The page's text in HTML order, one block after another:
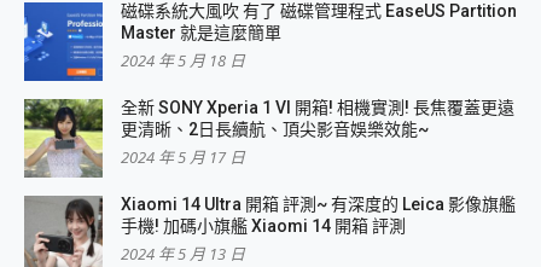
磁碟系統大風吹 有了 磁碟管理程式 EaseUS Partition
Master 就是這麼簡單
2024 年 5 月 18 日
全新 SONY Xperia 1 VI 開箱! 相機實測! 長焦覆蓋更遠
更清晰、2日長續航、頂尖影音娛樂效能~
2024 年 5 月 17 日
Xiaomi 14 Ultra 開箱 評測~ 有深度的 Leica 影像旗艦
手機! 加碼小旗艦 Xiaomi 14 開箱 評測
2024 年 5 月 13 日